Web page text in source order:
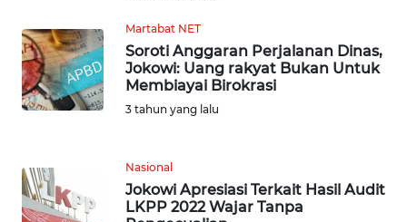
Martabat NET
Soroti Anggaran Perjalanan Dinas,
Jokowi: Uang rakyat Bukan Untuk
Membiayai Birokrasi
3 tahun yang lalu
Nasional
Jokowi Apresiasi Terkait Hasil Audit
LKPP 2022 Wajar Tanpa
WN
MALUT
WN
WN
DANAU
TOBA